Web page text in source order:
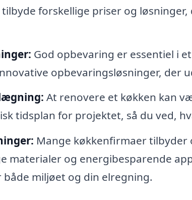
forskellige priser og
God opbevaring er essentiel i
opbevaringsløsninger, der
At renovere et køkken kan
tidsplan for projektet, så du ved,
Mange køkkenfirmaer
materialer og energibesparende
miljøet og din elregning.